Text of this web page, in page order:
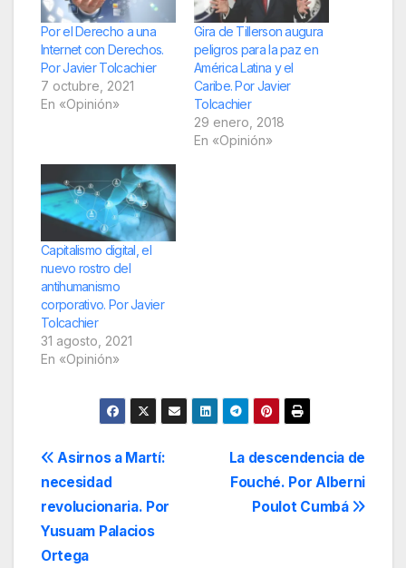
Por el Derecho a una
Internet con Derechos.
Por Javier Tolcachier
7 octubre, 2021
En «Opinión»
Gira de Tillerson augura
peligros para la paz en
América Latina y el
Caribe. Por Javier
Tolcachier
29 enero, 2018
En «Opinión»
Capitalismo digital, el
nuevo rostro del
antihumanismo
corporativo. Por Javier
Tolcachier
31 agosto, 2021
En «Opinión»
Navegación
de
entradas
La descendencia de
Fouché. Por Alberni
Poulot Cumbá
Asirnos a Martí:
necesidad
revolucionaria. Por
Yusuam Palacios
Ortega